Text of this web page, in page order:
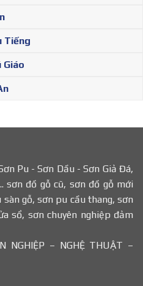
Tiếng
Giáo
Pu - Sơn Dầu - Sơn Giả Đá,
sơn đồ gỗ cũ, sơn đồ gỗ mới
gỗ, sơn pu cầu thang, sơn
sổ, sơn chuyên nghiệp đảm
NGHIỆP – NGHỆ THUẬT –